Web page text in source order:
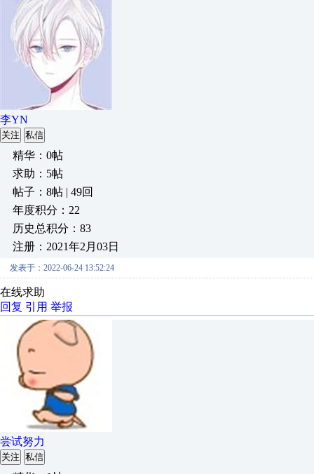
李YN
关注 私信
精华：0帖
求助：5帖
帖子：8帖 | 49回
年度积分：22
历史总积分：83
注册：2021年2月03日
发表于：2022-06-24 13:52:24
在线求助
回复 引用 举报
尝试努力
关注 私信